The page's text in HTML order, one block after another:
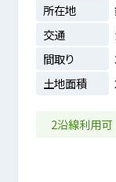
所在地
交通
間取り
土地面積
2沿線利用可